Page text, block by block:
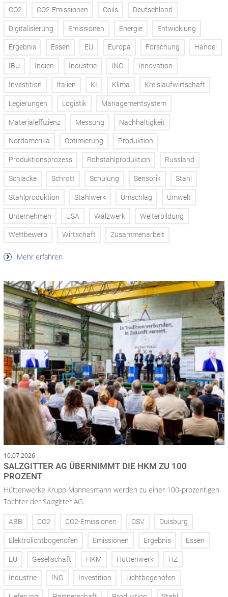
CO2 CO2-Emissionen Coils Deutschland
Digitalisierung Emissionen Energie Entwicklung
Ergebnis Essen EU Europa Forschung Handel
IBU Indien Industrie ING Innovation
Investition Italien KI Klima Kreislaufwirtschaft
Legierungen Logistik Managementsystem
Materialeffizienz Messung Nachhaltigkeit
Nordamerika Optimierung Produktion
Produktionsprozess Rohstahlproduktion Russland
Schlacke Schrott Schulung Sensorik Stahl
Stahlproduktion Stahlwerk Umschlag Umwelt
Unternehmen USA Walzwerk Weiterbildung
Wettbewerb Wirtschaft Zusammenarbeit
Mehr erfahren
10.07.2026
SALZGITTER AG ÜBERNIMMT DIE HKM ZU 100
PROZENT
Hüttenwerke Krupp Mannesmann werden zu einer 100-prozentigen
Tochter der Salzgitter AG.
ABB CO2 CO2-Emissionen DSV Duisburg
Elektrolichtbogenofen Emissionen Ergebnis Essen
EU Gesellschaft HKM Hüttenwerk HZ
Industrie ING Investition Lichtbogenofen